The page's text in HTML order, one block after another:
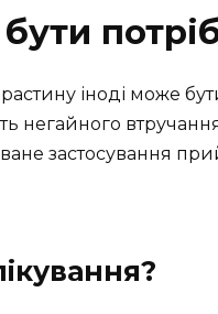
іноді може
негайного
застосування